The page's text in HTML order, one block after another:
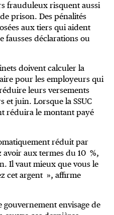
frauduleux risquent aussi
prison. Des pénalités
aux tiers qui aident
fausses déclarations ou
doivent calculer la
pour les employeurs qui
leurs versements
et juin. Lorsque la SSUC
réduira le montant payé
réduit par
aux termes du 10 %,
Il vaut mieux que vous le
cet argent », affirme
gouvernement envisage de